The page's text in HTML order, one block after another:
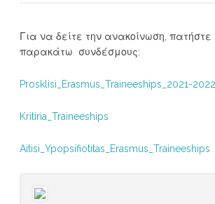
Για να δείτε την ανακοίνωση, πατήστε
παρακάτω συνδέσμους:
Prosklisi_Erasmus_Traineeships_2021-2022
Kritiria_Traineeships
Aitisi_Ypopsifiotitas_Erasmus_Traineeships